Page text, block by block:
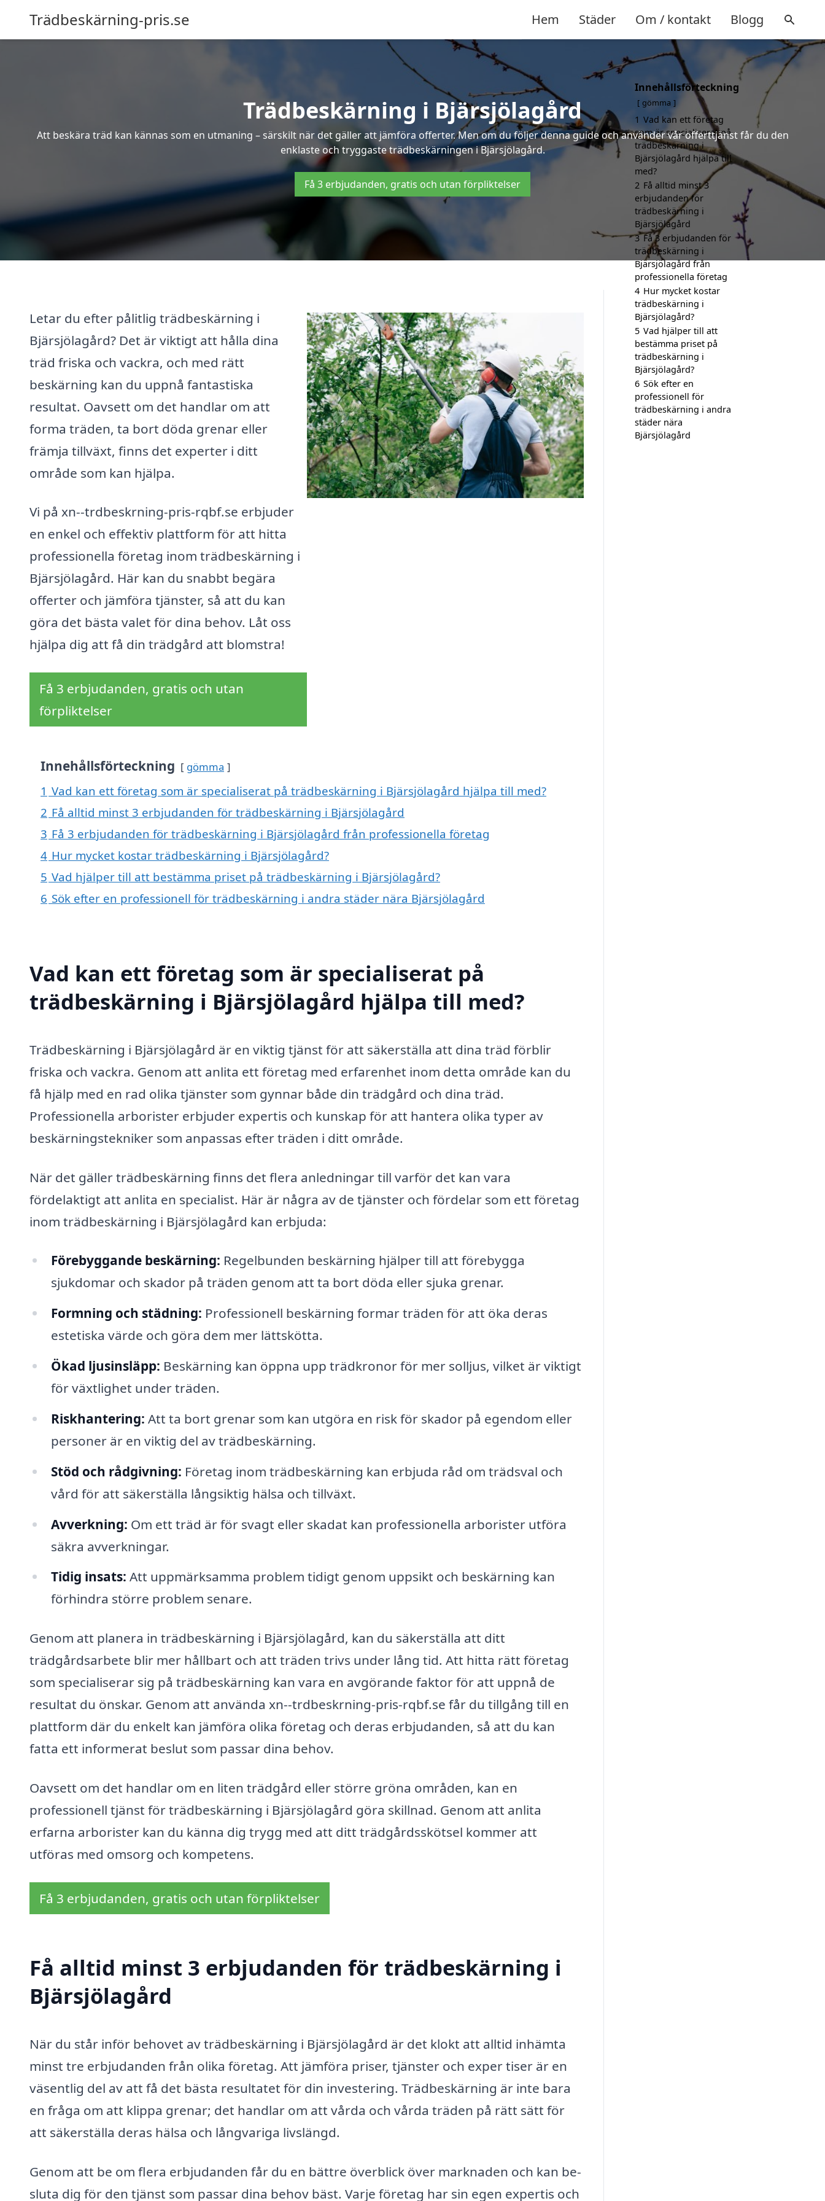
Trädbeskärning-pris.se Hem Städer Om / kontakt Blogg
Trädbeskärning i Bjärsjölagård
Att beskära träd kan kännas som en utmaning – särskilt när det gäller att jämföra offerter. Men om du följer denna guide och använder vår offerttjänst får du den
enklaste och tryggaste trädbeskärningen i Bjärsjölagård.
Få 3 erbjudanden, gratis och utan förpliktelser
Letar du efter pålitlig trädbeskärning i
Bjärsjölagård? Det är viktigt att hålla dina
träd friska och vackra, och med rätt
beskärning kan du uppnå fantastiska
resultat. Oavsett om det handlar om att
forma träden, ta bort döda grenar eller
främja tillväxt, finns det experter i ditt
område som kan hjälpa.
Vi på xn--trdbeskrning-pris-rqbf.se erbjuder
en enkel och effektiv plattform för att hitta
professionella företag inom trädbeskärning i
Bjärsjölagård. Här kan du snabbt begära
offerter och jämföra tjänster, så att du kan
göra det bästa valet för dina behov. Låt oss
hjälpa dig att få din trädgård att blomstra!
Få 3 erbjudanden, gratis och utan
förpliktelser
Innehållsförteckning gömma
1 Vad kan ett företag som är specialiserat på trädbeskärning i Bjärsjölagård hjälpa till med?
2 Få alltid minst 3 erbjudanden för trädbeskärning i Bjärsjölagård
3 Få 3 erbjudanden för trädbeskärning i Bjärsjölagård från professionella företag
4 Hur mycket kostar trädbeskärning i Bjärsjölagård?
5 Vad hjälper till att bestämma priset på trädbeskärning i Bjärsjölagård?
6 Sök efter en professionell för trädbeskärning i andra städer nära Bjärsjölagård
Vad kan ett företag som är specialiserat på
trädbeskärning i Bjärsjölagård hjälpa till med?
Trädbeskärning i Bjärsjölagård är en viktig tjänst för att säkerställa att dina träd förblir
friska och vackra. Genom att anlita ett företag med erfarenhet inom detta område kan du
få hjälp med en rad olika tjänster som gynnar både din trädgård och dina träd.
Professionella arborister erbjuder expertis och kunskap för att hantera olika typer av
beskärningstekniker som anpassas efter träden i ditt område.
När det gäller trädbeskärning finns det flera anledningar till varför det kan vara
fördelaktigt att anlita en specialist. Här är några av de tjänster och fördelar som ett företag
inom trädbeskärning i Bjärsjölagård kan erbjuda:
Förebyggande beskärning: Regelbunden beskärning hjälper till att förebygga
sjukdomar och skador på träden genom att ta bort döda eller sjuka grenar.
Formning och städning: Professionell beskärning formar träden för att öka deras
estetiska värde och göra dem mer lättskötta.
Ökad ljusinsläpp: Beskärning kan öppna upp trädkronor för mer solljus, vilket är viktigt
för växtlighet under träden.
Riskhantering: Att ta bort grenar som kan utgöra en risk för skador på egendom eller
personer är en viktig del av trädbeskärning.
Stöd och rådgivning: Företag inom trädbeskärning kan erbjuda råd om trädsval och
vård för att säkerställa långsiktig hälsa och tillväxt.
Avverkning: Om ett träd är för svagt eller skadat kan professionella arborister utföra
säkra avverkningar.
Tidig insats: Att uppmärksamma problem tidigt genom uppsikt och beskärning kan
förhindra större problem senare.
Genom att planera in trädbeskärning i Bjärsjölagård, kan du säkerställa att ditt
trädgårdsarbete blir mer hållbart och att träden trivs under lång tid. Att hitta rätt företag
som specialiserar sig på trädbeskärning kan vara en avgörande faktor för att uppnå de
resultat du önskar. Genom att använda xn--trdbeskrning-pris-rqbf.se får du tillgång till en
plattform där du enkelt kan jämföra olika företag och deras erbjudanden, så att du kan
fatta ett informerat beslut som passar dina behov.
Oavsett om det handlar om en liten trädgård eller större gröna områden, kan en
professionell tjänst för trädbeskärning i Bjärsjölagård göra skillnad. Genom att anlita
erfarna arborister kan du känna dig trygg med att ditt trädgårdsskötsel kommer att
utföras med omsorg och kompetens.
Få 3 erbjudanden, gratis och utan förpliktelser
Få alltid minst 3 erbjudanden för trädbeskärning i
Bjärsjölagård
När du står inför behovet av trädbeskärning i Bjärsjölagård är det klokt att alltid in­hämta
minst tre erbjudanden från olika företag. Att jämföra priser, tjänster och exper­ tiser är en
väsentlig del av att få det bästa resultatet för din investering. Trädbeskärning är inte bara
en fråga om att klippa grenar; det handlar om att vårda och vårda träden på rätt sätt för
att säkerställa deras hälsa och långvariga livslängd.
Genom att be om flera erbjudanden får du en bättre överblick över marknaden och kan be­
sluta dig för den tjänst som passar dina behov bäst. Varje företag har sin egen expertis och
Innehållsförteckning
gömma
1 Vad kan ett företag
som är specialiserat på
trädbeskärning i
Bjärsjölagård hjälpa till
med?
2 Få alltid minst 3
erbjudanden för
trädbeskärning i
Bjärsjölagård
3 Få 3 erbjudanden för
trädbeskärning i
Bjärsjölagård från
professionella företag
4 Hur mycket kostar
trädbeskärning i
Bjärsjölagård?
5 Vad hjälper till att
bestämma priset på
trädbeskärning i
Bjärsjölagård?
6 Sök efter en
professionell för
trädbeskärning i andra
städer nära
Bjärsjölagård